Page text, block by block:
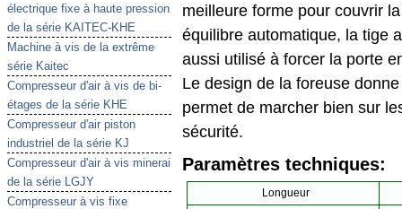
électrique fixe à haute pression
de la série KAITEC-KHE
Machine à vis de la extrême
série Kaitec
Compresseur d'air à vis de bi-
étages de la série KHE
Compresseur d'air piston
industriel de la série KJ
Compresseur d'air à vis minerai
de la série LGJY
Compresseur à vis fixe
meilleure forme pour couvrir
équilibre automatique, la tige
aussi utilisé à forcer la porte
Le design de la foreuse
permet de marcher bien sur
sécurité.
Paramètres techniques:
Longueur